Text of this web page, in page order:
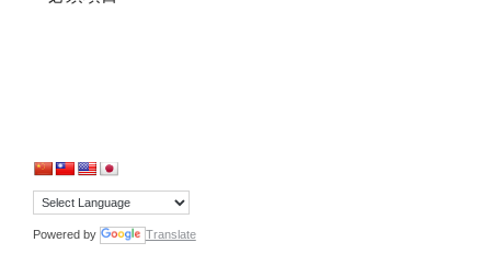
Powered by Translate